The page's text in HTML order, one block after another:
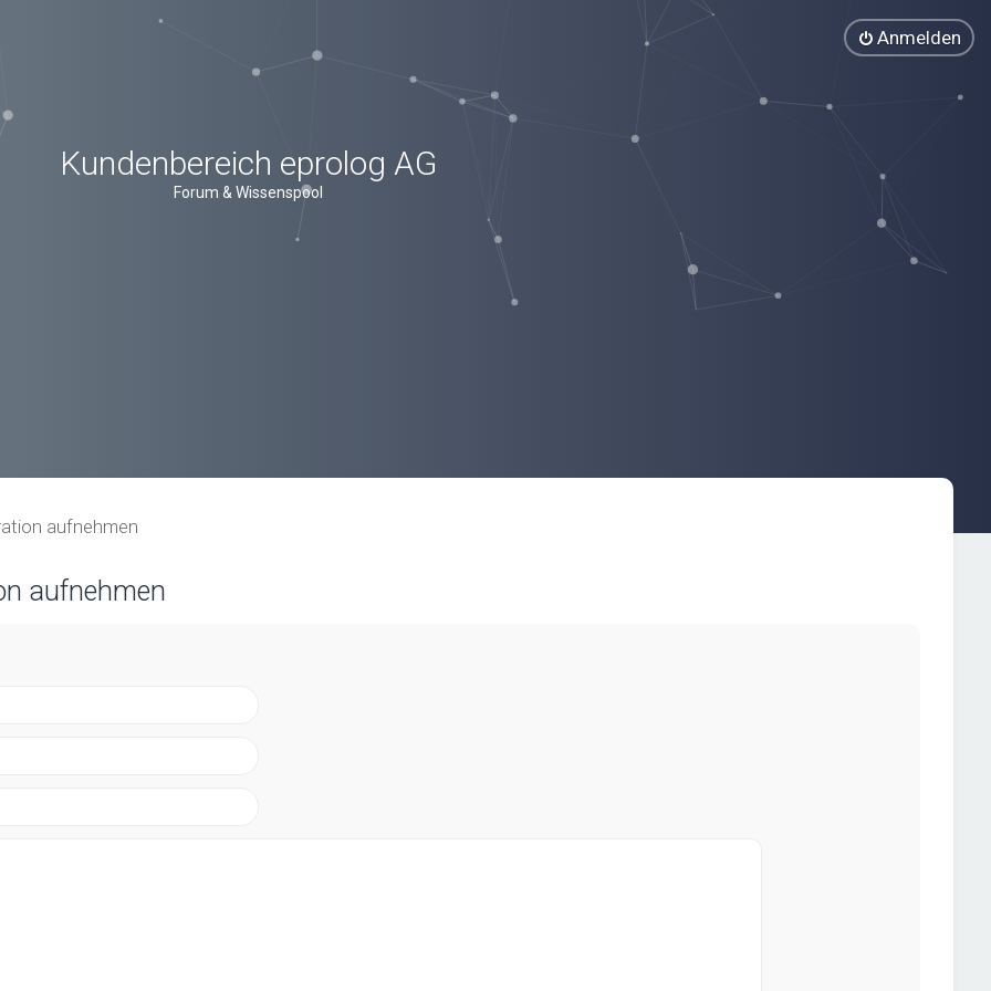
Anmelden
Kundenbereich eprolog AG
Forum & Wissenspool
aufnehmen
aufnehmen